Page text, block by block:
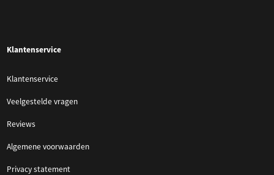
Klantenservice
Klantenservice
Veelgestelde vragen
Reviews
Algemene voorwaarden
Privacy statement